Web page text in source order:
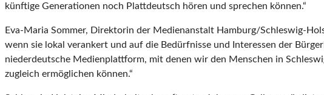
künftige Generationen noch Plattdeutsch hören und sprechen können.“
Eva-Maria Sommer, Direktorin der Medienanstalt Hamburg/Schleswig-
wenn sie lokal verankert und auf die Bedürfnisse und Interessen der
niederdeutsche Medienplattform, mit denen wir den Menschen in
zugleich ermöglichen können.“